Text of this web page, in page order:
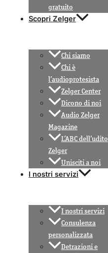
gratuito
Scopri Zelger
Chi siamo
Chi è
l’audioprotesista
Zelger Center
Dicono di noi
Audio Zelger
Magazine
L’ABC dell’udito
Zelger
Unisciti a noi
I nostri servizi
I nostri servizi
Consulenza
personalizzata
Detrazioni e